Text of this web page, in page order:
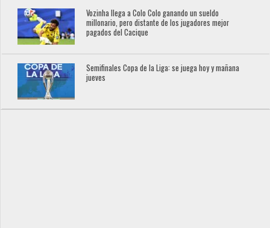
Vozinha llega a Colo Colo ganando un sueldo
millonario, pero distante de los jugadores mejor
pagados del Cacique
Semifinales Copa de la Liga: se juega hoy y mañana
jueves